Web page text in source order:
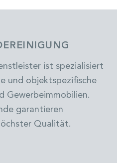
ist spezialisiert
und objektspezifische
Gewerbeimmobilien.
garantieren
Qualität.